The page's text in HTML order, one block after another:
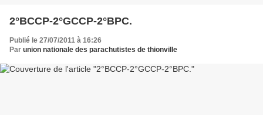
2°BCCP-2°GCCP-2°BPC.
Publié le 27/07/2011 à 16:26
Par union nationale des parachutistes de thionville